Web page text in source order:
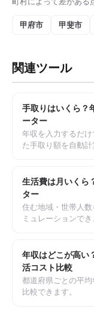
甲府市 甲斐市
関連ツール
手取りはいくら？
ーター
年収を入力するだ
た手取り額を自動計
生活費は月いくら
ター
住む地域・世帯人
ミュレーションでき
年収はどこが高い
活コスト比較
都道府県ごとの平
比較できます。